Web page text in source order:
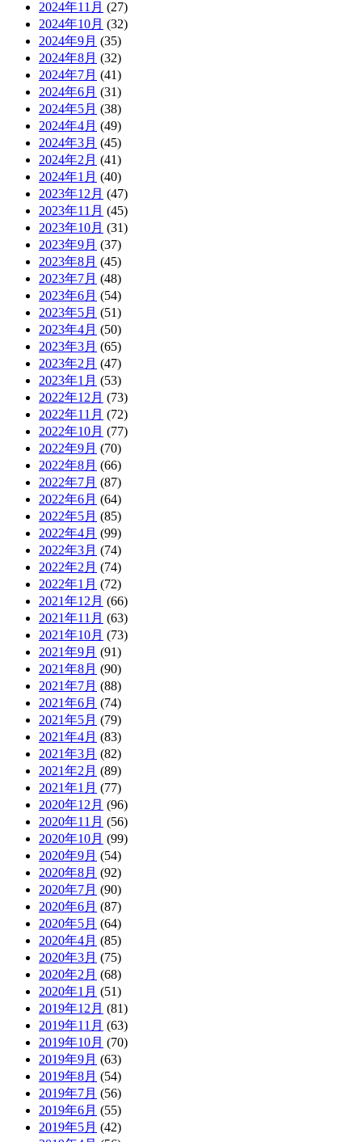
2024年11月 (27)
2024年10月 (32)
2024年9月 (35)
2024年8月 (32)
2024年7月 (41)
2024年6月 (31)
2024年5月 (38)
2024年4月 (49)
2024年3月 (45)
2024年2月 (41)
2024年1月 (40)
2023年12月 (47)
2023年11月 (45)
2023年10月 (31)
2023年9月 (37)
2023年8月 (45)
2023年7月 (48)
2023年6月 (54)
2023年5月 (51)
2023年4月 (50)
2023年3月 (65)
2023年2月 (47)
2023年1月 (53)
2022年12月 (73)
2022年11月 (72)
2022年10月 (77)
2022年9月 (70)
2022年8月 (66)
2022年7月 (87)
2022年6月 (64)
2022年5月 (85)
2022年4月 (99)
2022年3月 (74)
2022年2月 (74)
2022年1月 (72)
2021年12月 (66)
2021年11月 (63)
2021年10月 (73)
2021年9月 (91)
2021年8月 (90)
2021年7月 (88)
2021年6月 (74)
2021年5月 (79)
2021年4月 (83)
2021年3月 (82)
2021年2月 (89)
2021年1月 (77)
2020年12月 (96)
2020年11月 (56)
2020年10月 (99)
2020年9月 (54)
2020年8月 (92)
2020年7月 (90)
2020年6月 (87)
2020年5月 (64)
2020年4月 (85)
2020年3月 (75)
2020年2月 (68)
2020年1月 (51)
2019年12月 (81)
2019年11月 (63)
2019年10月 (70)
2019年9月 (63)
2019年8月 (54)
2019年7月 (56)
2019年6月 (55)
2019年5月 (42)